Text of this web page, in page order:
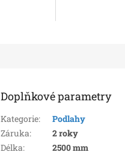
Doplňkové parametry
Kategorie:
Podlahy
Záruka:
2 roky
Délka:
2500 mm